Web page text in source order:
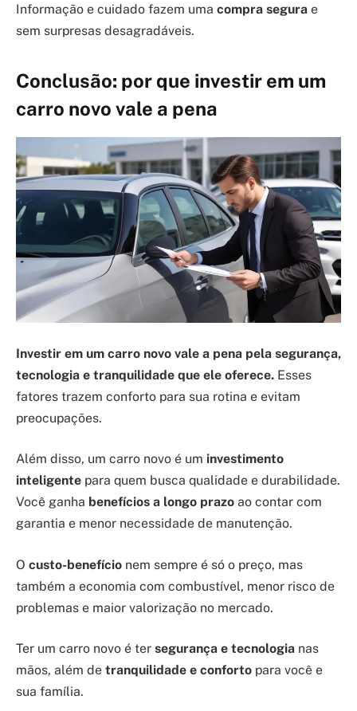
Informação e cuidado fazem uma compra segura e
sem surpresas desagradáveis.
Conclusão: por que investir em um
carro novo vale a pena
Investir em um carro novo vale a pena pela segurança,
tecnologia e tranquilidade que ele oferece. Esses
fatores trazem conforto para sua rotina e evitam
preocupações.
Além disso, um carro novo é um investimento
inteligente para quem busca qualidade e durabilidade.
Você ganha benefícios a longo prazo ao contar com
garantia e menor necessidade de manutenção.
O custo-benefício nem sempre é só o preço, mas
também a economia com combustível, menor risco de
problemas e maior valorização no mercado.
Ter um carro novo é ter segurança e tecnologia nas
mãos, além de tranquilidade e conforto para você e
sua família.